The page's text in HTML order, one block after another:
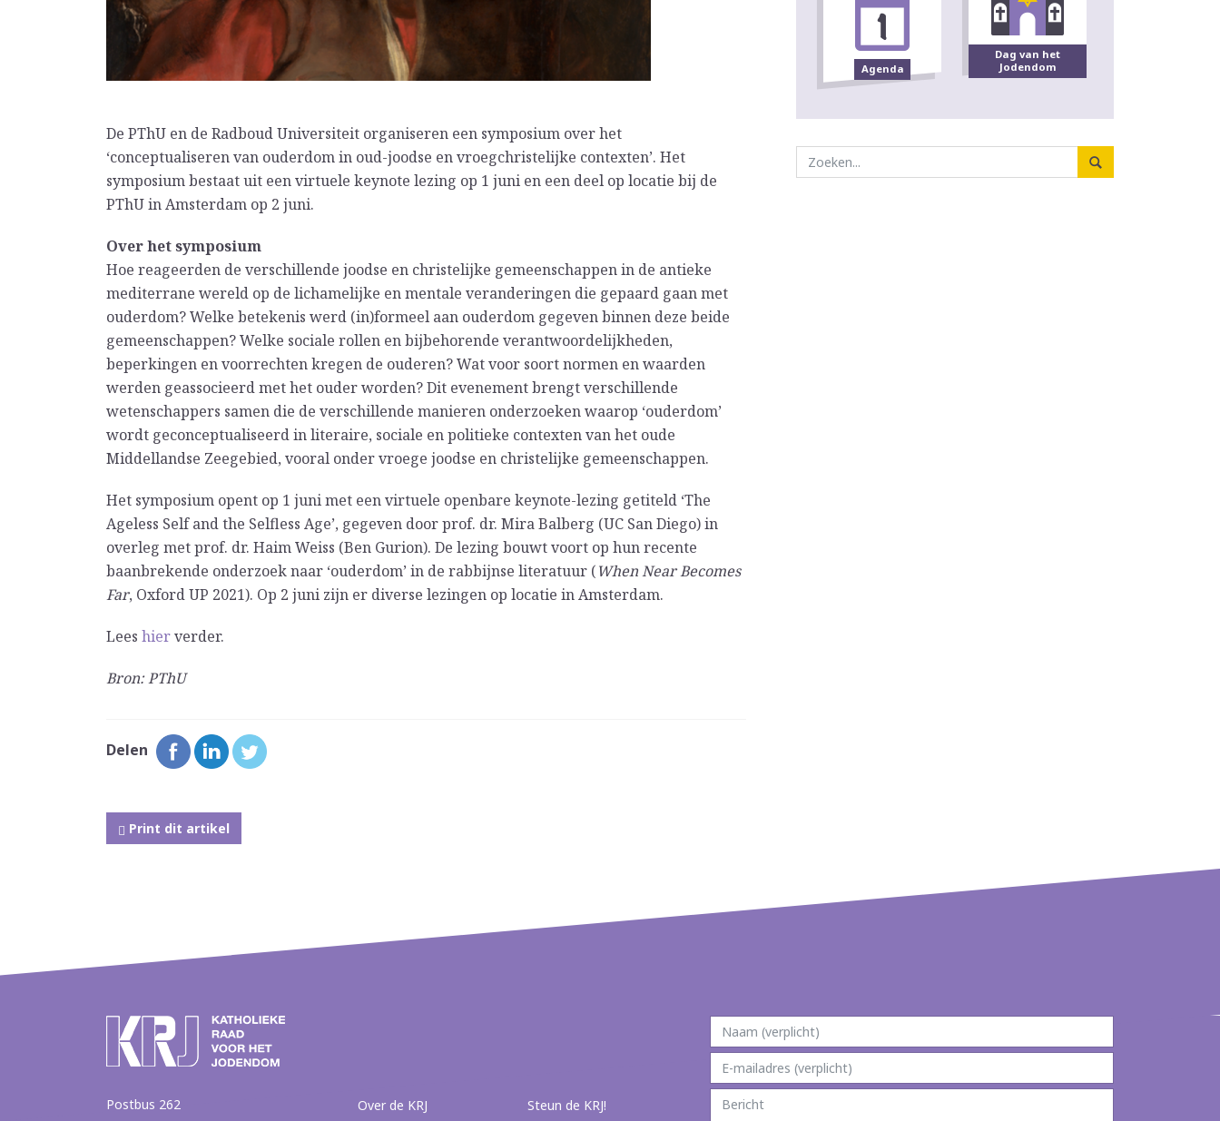
De PThU en de Radboud Universiteit organiseren een symposium over het
‘conceptualiseren van ouderdom in oud-joodse en vroegchristelijke contexten’. Het
symposium bestaat uit een virtuele keynote lezing op 1 juni en een deel op locatie bij de
PThU in Amsterdam op 2 juni.
Over het symposium
Hoe reageerden de verschillende joodse en christelijke gemeenschappen in de antieke
mediterrane wereld op de lichamelijke en mentale veranderingen die gepaard gaan met
ouderdom? Welke betekenis werd (in)formeel aan ouderdom gegeven binnen deze beide
gemeenschappen? Welke sociale rollen en bijbehorende verantwoordelijkheden,
beperkingen en voorrechten kregen de ouderen? Wat voor soort normen en waarden
werden geassocieerd met het ouder worden? Dit evenement brengt verschillende
wetenschappers samen die de verschillende manieren onderzoeken waarop ‘ouderdom’
wordt geconceptualiseerd in literaire, sociale en politieke contexten van het oude
Middellandse Zeegebied, vooral onder vroege joodse en christelijke gemeenschappen.
Het symposium opent op 1 juni met een virtuele openbare keynote-lezing getiteld ‘The
Ageless Self and the Selfless Age’, gegeven door prof. dr. Mira Balberg (UC San Diego) in
overleg met prof. dr. Haim Weiss (Ben Gurion). De lezing bouwt voort op hun recente
baanbrekende onderzoek naar ‘ouderdom’ in de rabbijnse literatuur (When Near Becomes
Far, Oxford UP 2021). Op 2 juni zijn er diverse lezingen op locatie in Amsterdam.
Lees hierverder.
Bron: PThU
Delen
Print dit artikel
Agenda
Dag van het
Jodendom
Postbus 262
Over de KRJ
Steun de KRJ!